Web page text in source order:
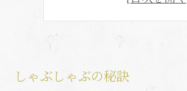
しゃぶしゃぶの秘訣